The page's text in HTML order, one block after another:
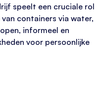
speelt een cruciale rol
containers via water,
informeel en
voor persoonlijke